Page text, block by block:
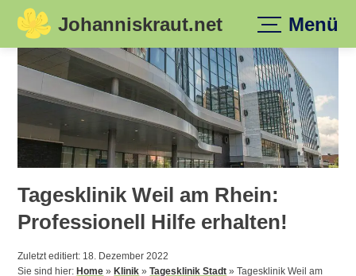
Skip
content
Johanniskraut.net Menü
Tagesklinik Weil am Rhein:
Professionell Hilfe erhalten!
Zuletzt editiert: 18. Dezember 2022
Sie sind hier:Home »Klinik »Tagesklinik Stadt »Tagesklinik Weil am